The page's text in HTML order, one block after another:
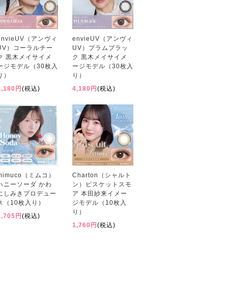
（アンヴィ
）コーラルチー
黒木メイサイメ
ジモデル（30枚入
）
円 (税込)
envieUV（アンヴィ
UV）プラムブラッ
ク 黒木メイサイメ
ージモデル（30枚入
り）
4,180円 (税込)
（ミムコ）
ニーソーダ かわ
しみきプロデュー
（10枚入り）
円 (税込)
Charton（シャルト
ン）ビスケットスモ
ア 本田紗来イメー
ジモデル（10枚入
り）
1,760円 (税込)